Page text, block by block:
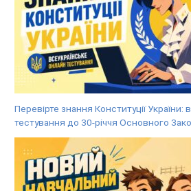
Перевірте знання Конституції України:
тестування до 30-річчя Основного